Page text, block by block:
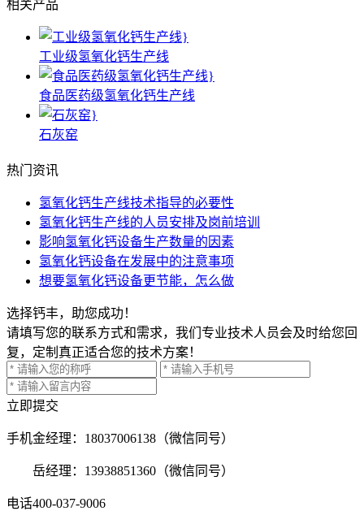
相关产品
工业级氢氧化钙生产线
食品医药级氢氧化钙生产线
石灰窑
热门资讯
氢氧化钙生产线技术指导的必要性
氢氧化钙生产线的人员安排及岗前培训
影响氢氧化钙设备生产数量的因素
氢氧化钙设备在发展中的注意事项
想要氢氧化钙设备更节能，怎么做
选择钙丰，助您成功！
请填写您的联系方式和需求，我们专业技术人员会及时给您回
复，定制真正适合您的技术方案！
立即提交
手机金经理：18037006138（微信同号）
岳经理：13938851360（微信同号）
电话400-037-9006